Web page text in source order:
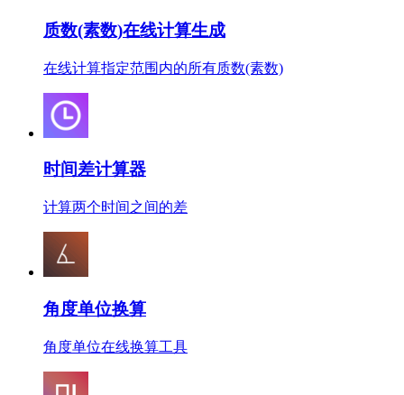
质数(素数)在线计算生成
在线计算指定范围内的所有质数(素数)
时间差计算器
计算两个时间之间的差
角度单位换算
角度单位在线换算工具